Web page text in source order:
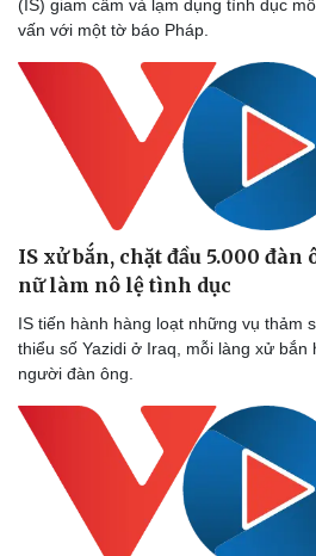
Cây thuốc
Sản phụ khoa
Nhi khoa
Nam khoa
Làm đẹp - giảm cân
Phòng mạch online
Ăn sạch sống khỏe
(IS) giam cầm và lạm dụng tình dục
vấn với một tờ báo Pháp.
IS xử bắn, chặt đầu 5.000 đàn
nữ làm nô lệ tình dục
IS tiến hành hàng loạt những vụ thảm
thiểu số Yazidi ở Iraq, mỗi làng xử bắn
người đàn ông.